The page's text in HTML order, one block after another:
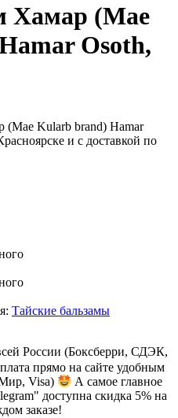
Хамар (Mae
Osoth,
Тайские бальзамы
России (Боксберри, СДЭК,
прямо на сайте удобным
Visa)
А самое главное
доступна скидка 5% на
заказе!